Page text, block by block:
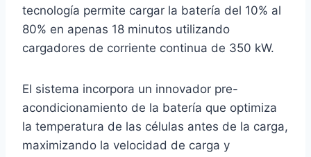
tecnología permite cargar la batería del 10% al
80% en apenas 18 minutos utilizando
cargadores de corriente continua de 350 kW.
El sistema incorpora un innovador pre-
acondicionamiento de la batería que optimiza
la temperatura de las células antes de la carga,
maximizando la velocidad de carga y